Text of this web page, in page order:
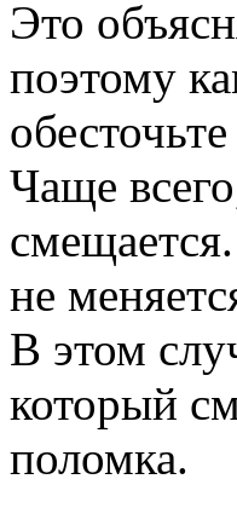
Это
поэтому
Чаще
не
В этом
который
поломка.